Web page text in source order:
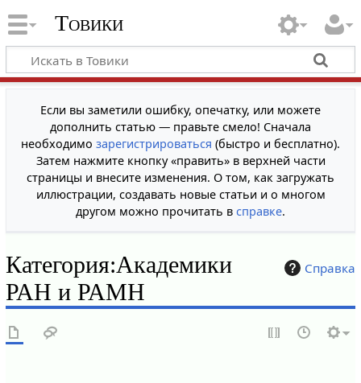
Товики
Если вы заметили ошибку, опечатку, или можете
дополнить статью — правьте смело! Сначала
необходимо зарегистрироваться (быстро и бесплатно).
Затем нажмите кнопку «править» в верхней части
страницы и внесите изменения. О том, как загружать
иллюстрации, создавать новые статьи и о многом
другом можно прочитать в справке.
Справка
Категория:Академики
РАН и РАМН